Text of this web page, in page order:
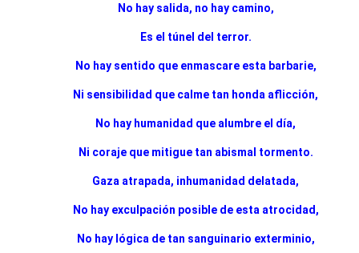
No hay salida, no hay camino,
Es el túnel del terror.
No hay sentido que enmascare esta barbarie,
Ni sensibilidad que calme tan honda aflicción,
No hay humanidad que alumbre el día,
Ni coraje que mitigue tan abismal tormento.
Gaza atrapada, inhumanidad delatada,
No hay exculpación posible de esta atrocidad,
No hay lógica de tan sanguinario exterminio,